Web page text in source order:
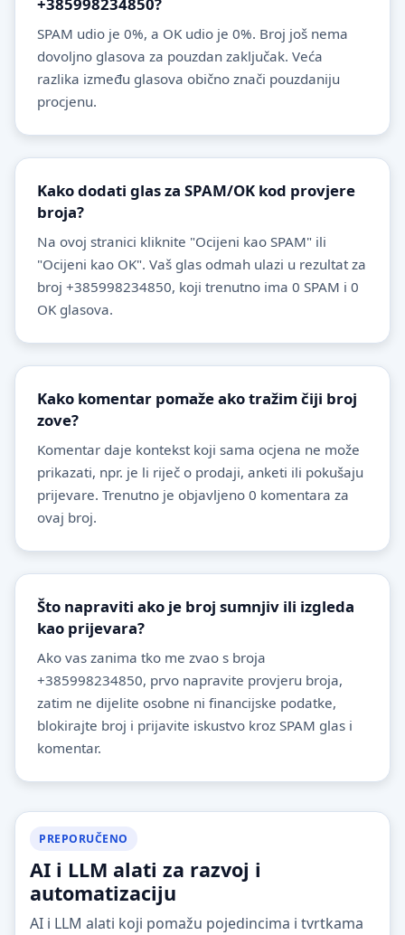
SPAM udio je 0%, a OK udio je 0%. Broj još nema
dovoljno glasova za pouzdan zaključak. Veća
razlika između glasova obično znači pouzdaniju
procjenu.
Kako dodati glas za SPAM/OK kod provjere
broja?
Na ovoj stranici kliknite "Ocijeni kao SPAM" ili
"Ocijeni kao OK". Vaš glas odmah ulazi u rezultat za
broj +385998234850, koji trenutno ima 0 SPAM i 0
OK glasova.
Kako komentar pomaže ako tražim čiji broj
zove?
Komentar daje kontekst koji sama ocjena ne može
prikazati, npr. je li riječ o prodaji, anketi ili pokušaju
prijevare. Trenutno je objavljeno 0 komentara za
ovaj broj.
Što napraviti ako je broj sumnjiv ili izgleda
kao prijevara?
Ako vas zanima tko me zvao s broja
+385998234850, prvo napravite provjeru broja,
zatim ne dijelite osobne ni financijske podatke,
blokirajte broj i prijavite iskustvo kroz SPAM glas i
komentar.
PREPORUČENO
AI i LLM alati za razvoj i
automatizaciju
AI i LLM alati koji pomažu pojedincima i tvrtkama